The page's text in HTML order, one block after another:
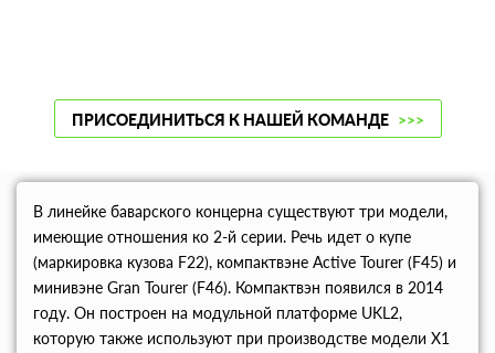
ПРИСОЕДИНИТЬСЯ К НАШЕЙ КОМАНДЕ >>>
В линейке баварского концерна существуют три модели,
имеющие отношения ко 2-й серии. Речь идет о купе
(маркировка кузова F22), компактвэне Active Tourer (F45) и
минивэне Gran Tourer (F46). Компактвэн появился в 2014
году. Он построен на модульной платформе UKL2,
которую также используют при производстве модели X1